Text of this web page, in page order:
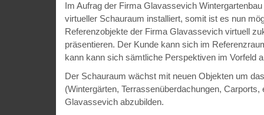
Im Aufrag der Firma Glavassevich
virtueller Schauraum installiert, somit ist es nun
Referenzobjekte der Firma Glavassevich virtuell
präsentieren. Der Kunde kann sich im
kann kann sich sämtliche Perspektiven im Vorfeld
Der Schauraum wächst mit neuen Objekten um
(Wintergärten, Terrassenüberdachungen, Carports,
Glavassevich abzubilden.